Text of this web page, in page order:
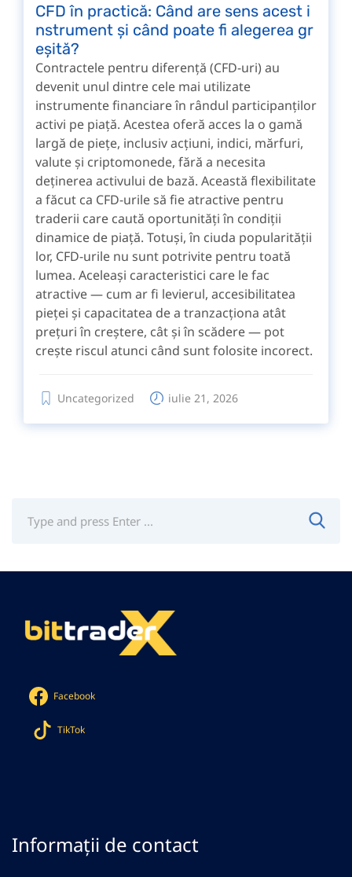
CFD în practică: Când are sens acest i
nstrument și când poate fi alegerea gr
eșită?
Contractele pentru diferență (CFD-uri) au
devenit unul dintre cele mai utilizate
instrumente financiare în rândul participanților
activi pe piață. Acestea oferă acces la o gamă
largă de piețe, inclusiv acțiuni, indici, mărfuri,
valute și criptomonede, fără a necesita
deținerea activului de bază. Această flexibilitate
a făcut ca CFD-urile să fie atractive pentru
traderii care caută oportunități în condiții
dinamice de piață. Totuși, în ciuda popularității
lor, CFD-urile nu sunt potrivite pentru toată
lumea. Aceleași caracteristici care le fac
atractive — cum ar fi levierul, accesibilitatea
pieței și capacitatea de a tranzacționa atât
prețuri în creștere, cât și în scădere — pot
crește riscul atunci când sunt folosite incorect.
Uncategorized iulie 21, 2026
Facebook
TikTok
Informații de contact